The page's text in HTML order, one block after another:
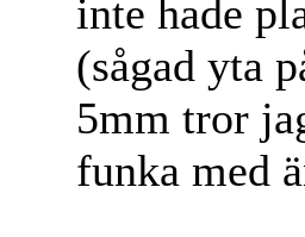
inte hade
(sågad yta
5mm tror
funka med